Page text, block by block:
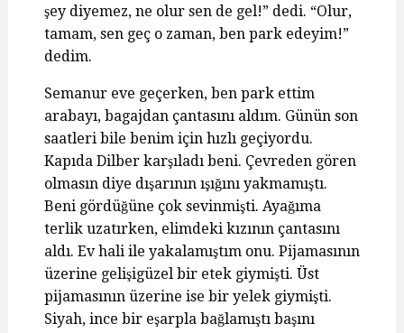
şey diyemez, ne olur sen de gel!” dedi. “Olur,
tamam, sen geç o zaman, ben park edeyim!”
dedim.
Semanur eve geçerken, ben park ettim
arabayı, bagajdan çantasını aldım. Günün son
saatleri bile benim için hızlı geçiyordu.
Kapıda Dilber karşıladı beni. Çevreden gören
olmasın diye dışarının ışığını yakmamıştı.
Beni gördüğüne çok sevinmişti. Ayağıma
terlik uzatırken, elimdeki kızının çantasını
aldı. Ev hali ile yakalamıştım onu. Pijamasının
üzerine gelişigüzel bir etek giymişti. Üst
pijamasının üzerine ise bir yelek giymişti.
Siyah, ince bir eşarpla bağlamıştı başını